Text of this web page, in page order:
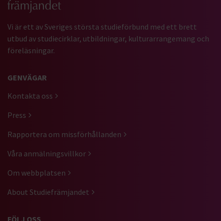
Vi är ett av Sveriges största studieförbund med ett brett
utbud av studiecirklar, utbildningar, kulturarrangemang och
föreläsningar.
GENVÄGAR
Kontakta oss
Press
Rapportera om missförhållanden
Våra anmälningsvillkor
Om webbplatsen
About Studiefrämjandet
FÖLJ OSS